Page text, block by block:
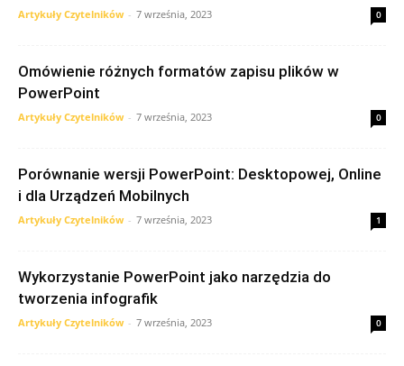
Artykuły Czytelników - 7 września, 2023 0
Omówienie różnych formatów zapisu plików w
PowerPoint
Artykuły Czytelników - 7 września, 2023 0
Porównanie wersji PowerPoint: Desktopowej, Online
i dla Urządzeń Mobilnych
Artykuły Czytelników - 7 września, 2023 1
Wykorzystanie PowerPoint jako narzędzia do
tworzenia infografik
Artykuły Czytelników - 7 września, 2023 0